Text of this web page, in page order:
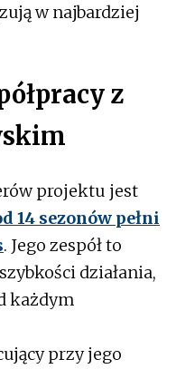
w najbardziej
z
projektu jest
14 sezonów pełni
. Jego zespół to
działania,
każdym
przy jego